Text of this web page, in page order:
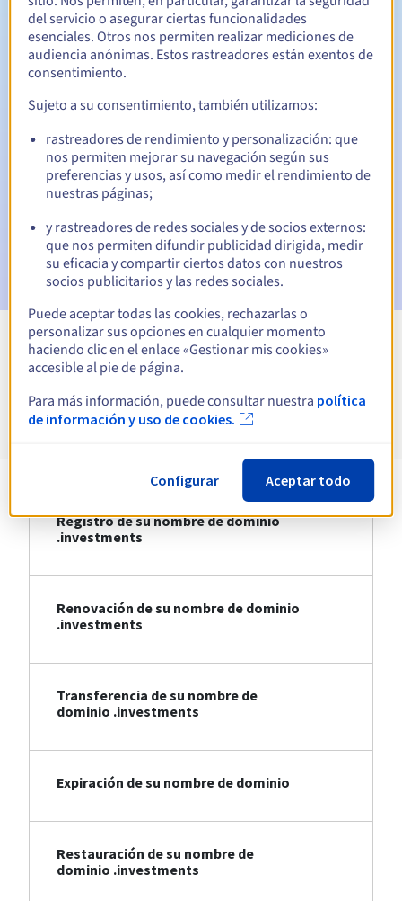
Período de redención 30 días
Notificaciones automáticas:
Emails de aviso:60, 30, 15, 7 y 3 días antes de la fecha de
vencimiento
Email el día del vencimiento
del nombre de dominio
Email tras el Redemption Grace Periodpara notificar la
eliminación del nombre de dominio
Ver todas las extensiones
Información sobre .investments
Registro de su nombre de dominio
.investments
Renovación de su nombre de dominio
.investments
Transferencia de su nombre de
dominio .investments
Expiración de su nombre de dominio
Restauración de su nombre de
dominio .investments
del servicio o asegurar ciertas funcionalidades
esenciales. Otros nos permiten realizar mediciones de
audiencia anónimas. Estos rastreadores están exentos de
consentimiento.
Sujeto a su consentimiento, también utilizamos:
rastreadores de rendimiento y personalización: que
nos permiten mejorar su navegación según sus
preferencias y usos, así como medir el rendimiento de
nuestras páginas;
y rastreadores de redes sociales y de socios externos:
que nos permiten difundir publicidad dirigida, medir
su eficacia y compartir ciertos datos con nuestros
socios publicitarios y las redes sociales.
Puede aceptar todas las cookies, rechazarlas o
personalizar sus opciones en cualquier momento
haciendo clic en el enlace «Gestionar mis cookies»
accesible al pie de página.
Para más información, puede consultar nuestra política
de información y uso de cookies.
Configurar Aceptar todo